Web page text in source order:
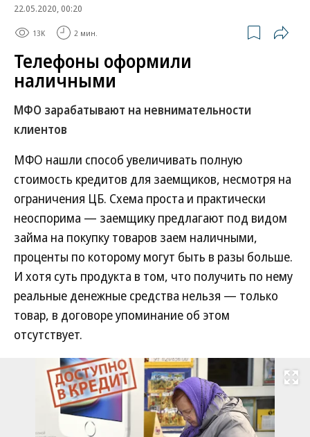
22.05.2020, 00:20
13K 2 мин.
Телефоны оформили
наличными
МФО зарабатывают на невнимательности
клиентов
МФО нашли способ увеличивать полную
стоимость кредитов для заемщиков, несмотря на
ограничения ЦБ. Схема проста и практически
неоспорима — заемщику предлагают под видом
займа на покупку товаров заем наличными,
проценты по которому могут быть в разы больше.
И хотя суть продукта в том, что получить по нему
реальные денежные средства нельзя — только
товар, в договоре упоминание об этом
отсутствует.
Развернуть